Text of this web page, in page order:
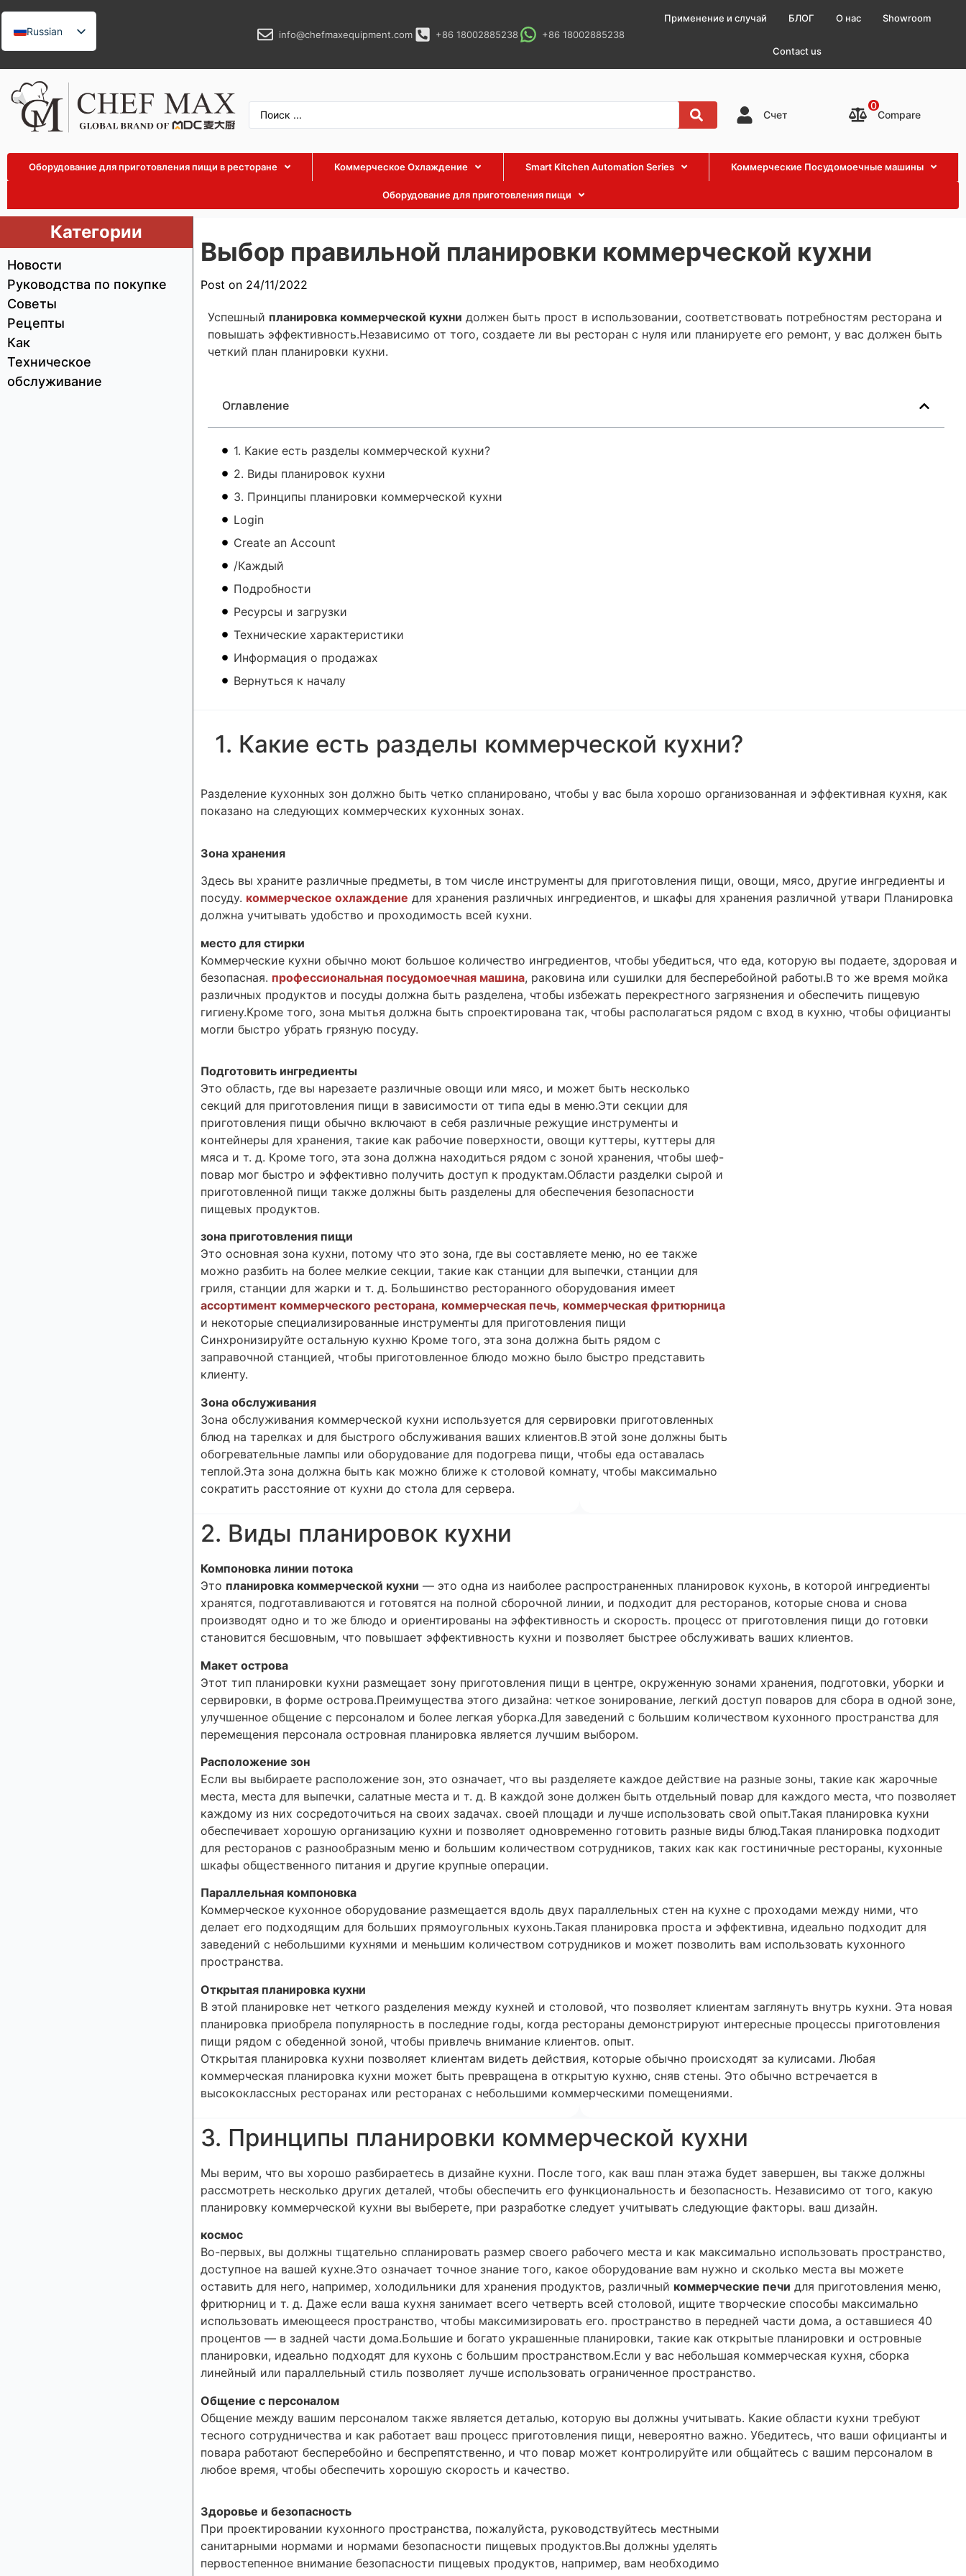
Russian
English
German
French
Spanish
Turkish
Malay
Japanese
info@chefmaxequipment.com +86 18002885238 +86 18002885238
Применение и случай БЛОГ О нас Showroom
Contact us
Счет Compare
0
Оборудование для приготовления пищи в ресторане Коммерческое Охлаждение Smart Kitchen Automation Series Коммерческие Посудомоечные машины
Оборудование для приготовления пищи
Категории
Новости
Руководства по покупке
Советы
Рецепты
Как
Техническое
обслуживание
Выбор правильной планировки коммерческой кухни
Post on 24/11/2022
Успешный планировка коммерческой кухни должен быть прост в использовании, соответствовать потребностям ресторана и
повышать эффективность.Независимо от того, создаете ли вы ресторан с нуля или планируете его ремонт, у вас должен быть
четкий план планировки кухни.
Оглавление
1. Какие есть разделы коммерческой кухни?
2. Виды планировок кухни
3. Принципы планировки коммерческой кухни
Login
Create an Account
/Каждый
Подробности
Ресурсы и загрузки
Технические характеристики
Информация о продажах
Вернуться к началу
1. Какие есть разделы коммерческой кухни?
Разделение кухонных зон должно быть четко спланировано, чтобы у вас была хорошо организованная и эффективная кухня, как
показано на следующих коммерческих кухонных зонах.
Зона хранения
Здесь вы храните различные предметы, в том числе инструменты для приготовления пищи, овощи, мясо, другие ингредиенты и
посуду. коммерческое охлаждение для хранения различных ингредиентов, и шкафы для хранения различной утвари Планировка
должна учитывать удобство и проходимость всей кухни.
место для стирки
Коммерческие кухни обычно моют большое количество ингредиентов, чтобы убедиться, что еда, которую вы подаете, здоровая и
безопасная. профессиональная посудомоечная машина, раковина или сушилки для бесперебойной работы.В то же время мойка
различных продуктов и посуды должна быть разделена, чтобы избежать перекрестного загрязнения и обеспечить пищевую
гигиену.Кроме того, зона мытья должна быть спроектирована так, чтобы располагаться рядом с вход в кухню, чтобы официанты
могли быстро убрать грязную посуду.
Подготовить ингредиенты
Это область, где вы нарезаете различные овощи или мясо, и может быть несколько
секций для приготовления пищи в зависимости от типа еды в меню.Эти секции для
приготовления пищи обычно включают в себя различные режущие инструменты и
контейнеры для хранения, такие как рабочие поверхности, овощи куттеры, куттеры для
мяса и т. д. Кроме того, эта зона должна находиться рядом с зоной хранения, чтобы шеф-
повар мог быстро и эффективно получить доступ к продуктам.Области разделки сырой и
приготовленной пищи также должны быть разделены для обеспечения безопасности
пищевых продуктов.
зона приготовления пищи
Это основная зона кухни, потому что это зона, где вы составляете меню, но ее также
можно разбить на более мелкие секции, такие как станции для выпечки, станции для
гриля, станции для жарки и т. д. Большинство ресторанного оборудования имеет
ассортимент коммерческого ресторана, коммерческая печь, коммерческая фритюрница
и некоторые специализированные инструменты для приготовления пищи
Синхронизируйте остальную кухню Кроме того, эта зона должна быть рядом с
заправочной станцией, чтобы приготовленное блюдо можно было быстро представить
клиенту.
Зона обслуживания
Зона обслуживания коммерческой кухни используется для сервировки приготовленных
блюд на тарелках и для быстрого обслуживания ваших клиентов.В этой зоне должны быть
обогревательные лампы или оборудование для подогрева пищи, чтобы еда оставалась
теплой.Эта зона должна быть как можно ближе к столовой комнату, чтобы максимально
сократить расстояние от кухни до стола для сервера.
2. Виды планировок кухни
Компоновка линии потока
Это планировка коммерческой кухни — это одна из наиболее распространенных планировок кухонь, в которой ингредиенты
хранятся, подготавливаются и готовятся на полной сборочной линии, и подходит для ресторанов, которые снова и снова
производят одно и то же блюдо и ориентированы на эффективность и скорость. процесс от приготовления пищи до готовки
становится бесшовным, что повышает эффективность кухни и позволяет быстрее обслуживать ваших клиентов.
Макет острова
Этот тип планировки кухни размещает зону приготовления пищи в центре, окруженную зонами хранения, подготовки, уборки и
сервировки, в форме острова.Преимущества этого дизайна: четкое зонирование, легкий доступ поваров для сбора в одной зоне,
улучшенное общение с персоналом и более легкая уборка.Для заведений с большим количеством кухонного пространства для
перемещения персонала островная планировка является лучшим выбором.
Расположение зон
Если вы выбираете расположение зон, это означает, что вы разделяете каждое действие на разные зоны, такие как жарочные
места, места для выпечки, салатные места и т. д. В каждой зоне должен быть отдельный повар для каждого места, что позволяет
каждому из них сосредоточиться на своих задачах. своей площади и лучше использовать свой опыт.Такая планировка кухни
обеспечивает хорошую организацию кухни и позволяет одновременно готовить разные виды блюд.Такая планировка подходит
для ресторанов с разнообразным меню и большим количеством сотрудников, таких как как гостиничные рестораны, кухонные
шкафы общественного питания и другие крупные операции.
Параллельная компоновка
Коммерческое кухонное оборудование размещается вдоль двух параллельных стен на кухне с проходами между ними, что
делает его подходящим для больших прямоугольных кухонь.Такая планировка проста и эффективна, идеально подходит для
заведений с небольшими кухнями и меньшим количеством сотрудников и может позволить вам использовать кухонного
пространства.
Открытая планировка кухни
В этой планировке нет четкого разделения между кухней и столовой, что позволяет клиентам заглянуть внутрь кухни. Эта новая
планировка приобрела популярность в последние годы, когда рестораны демонстрируют интересные процессы приготовления
пищи рядом с обеденной зоной, чтобы привлечь внимание клиентов. опыт.
Открытая планировка кухни позволяет клиентам видеть действия, которые обычно происходят за кулисами. Любая
коммерческая планировка кухни может быть превращена в открытую кухню, сняв стены. Это обычно встречается в
высококлассных ресторанах или ресторанах с небольшими коммерческими помещениями.
3. Принципы планировки коммерческой кухни
Мы верим, что вы хорошо разбираетесь в дизайне кухни. После того, как ваш план этажа будет завершен, вы также должны
рассмотреть несколько других деталей, чтобы обеспечить его функциональность и безопасность. Независимо от того, какую
планировку коммерческой кухни вы выберете, при разработке следует учитывать следующие факторы. ваш дизайн.
космос
Во-первых, вы должны тщательно спланировать размер своего рабочего места и как максимально использовать пространство,
доступное на вашей кухне.Это означает точное знание того, какое оборудование вам нужно и сколько места вы можете
оставить для него, например, холодильники для хранения продуктов, различный коммерческие печи для приготовления меню,
фритюрниц и т. д. Даже если ваша кухня занимает всего четверть всей столовой, ищите творческие способы максимально
использовать имеющееся пространство, чтобы максимизировать его. пространство в передней части дома, а оставшиеся 40
процентов — в задней части дома.Большие и богато украшенные планировки, такие как открытые планировки и островные
планировки, идеально подходят для кухонь с большим пространством.Если у вас небольшая коммерческая кухня, сборка
линейный или параллельный стиль позволяет лучше использовать ограниченное пространство.
Общение с персоналом
Общение между вашим персоналом также является деталью, которую вы должны учитывать. Какие области кухни требуют
тесного сотрудничества и как работает ваш процесс приготовления пищи, невероятно важно. Убедитесь, что ваши официанты и
повара работают бесперебойно и беспрепятственно, и что повар может контролируйте или общайтесь с вашим персоналом в
любое время, чтобы обеспечить хорошую скорость и качество.
Здоровье и безопасность
При проектировании кухонного пространства, пожалуйста, руководствуйтесь местными
санитарными нормами и нормами безопасности пищевых продуктов.Вы должны уделять
первостепенное внимание безопасности пищевых продуктов, например, вам необходимо